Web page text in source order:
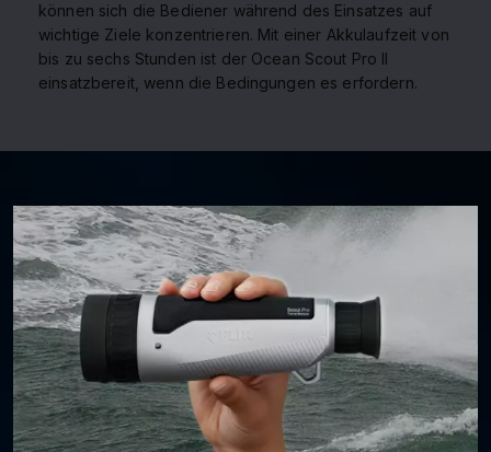
können sich die Bediener während des Einsatzes auf
wichtige Ziele konzentrieren. Mit einer Akkulaufzeit von
bis zu sechs Stunden ist der Ocean Scout Pro II
einsatzbereit, wenn die Bedingungen es erfordern.